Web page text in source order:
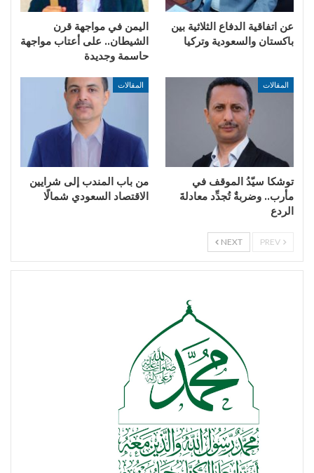
عن اتفاقية الدفاع الثلاثية بين
باكستان والسعودية وتركيا
اليمن في مواجهة قرن
الشيطان.. على أعتاب مواجهة
حاسمة وجديدة
المقالات
توشكا سيّدُ الموقف في
مأرب.. وضربةٌ تُجدِّد معادلةَ
الردع
المقالات
من باب المندب إلى شرايين
الاقتصاد السعودي شمالًا
NEXT